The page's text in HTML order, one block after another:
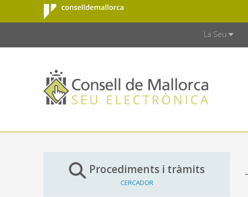
Salta al contingut principal
Consell de
Mallorca
La Seu
Procediments i tràmits
CERCADOR